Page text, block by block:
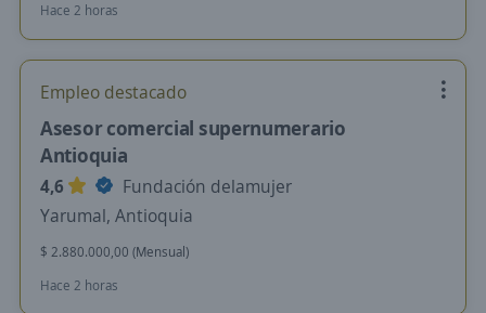
Hace 2 horas
Empleo destacado
Asesor comercial supernumerario
Antioquia
4,6
Fundación delamujer
Yarumal, Antioquia
$ 2.880.000,00 (Mensual)
Hace 2 horas